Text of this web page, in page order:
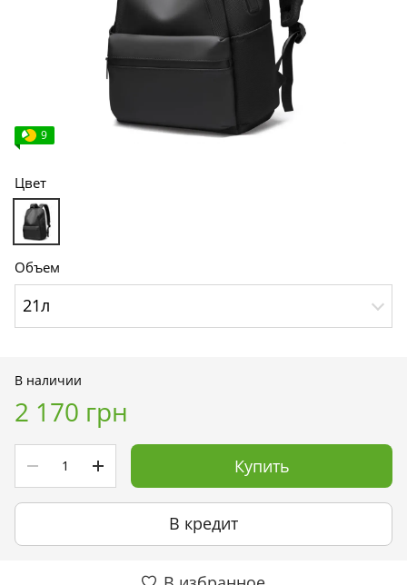
9
Цвет
Объем
21л
В наличии
2 170 грн
Купить
В кредит